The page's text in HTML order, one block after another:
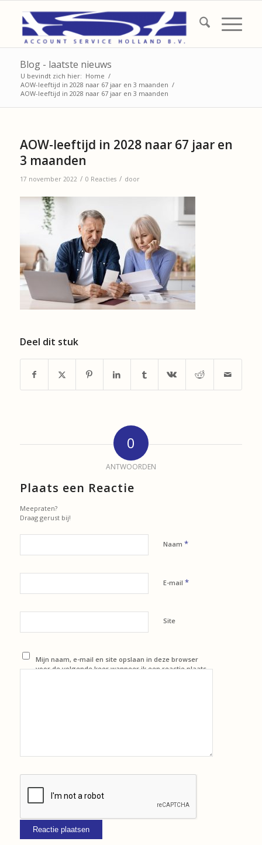
Blog - laatste nieuws
U bevindt zich hier: Home /
AOW-leeftijd in 2028 naar 67 jaar en 3 maanden /
AOW-leeftijd in 2028 naar 67 jaar en 3 maanden
AOW-leeftijd in 2028 naar 67 jaar en
3 maanden
17 november 2022 / 0 Reacties / door
Deel dit stuk
0
ANTWOORDEN
Plaats een Reactie
Meepraten?
Draag gerust bij!
Naam *
E-mail *
Site
Mijn naam, e-mail en site opslaan in deze browser
voor de volgende keer wanneer ik een reactie plaats.